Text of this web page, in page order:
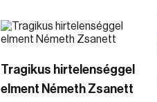
Tragikus hirtelenséggel
elment Németh Zsanett